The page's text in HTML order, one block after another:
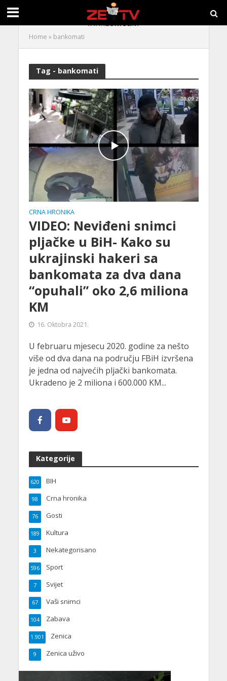
Home » bankomati
Tag - bankomati
CRNA HRONIKA
VIDEO: Neviđeni snimci
pljačke u BiH- Kako su
ukrajinski hakeri sa
bankomata za dva dana
“opuhali” oko 2,6 miliona
KM
16. Oktobra 2021.
U februaru mjesecu 2020. godine za nešto
više od dva dana na području FBiH izvršena
je jedna od najvećih pljački bankomata.
Ukradeno je 2 miliona i 600.000 KM...
Kategorije
BIH
620
Crna hronika
98
Gosti
76
Kultura
189
Nekategorisano
3
Sport
596
Svijet
7
Vaši snimci
67
Zabava
104
Zenica
1.901
Zenica uživo
9